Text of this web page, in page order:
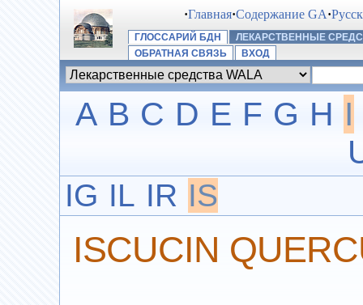
·Главная·Содержание GA·
ГЛОССАРИЙ БДН
ЛЕКАРСТВЕННЫЕ
ОБРАТНАЯ СВЯЗЬ
ВХОД
A B C D E F G H I
IG IL IR IS
ISCUCIN